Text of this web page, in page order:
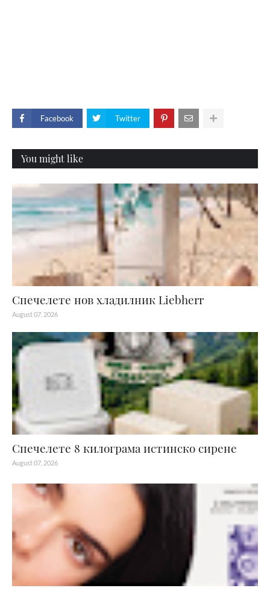
Facebook Twitter
You might like
Спечелете нов хладилник Liebherr
August 07, 2026
Спечелете 8 килограма истинско сирене
August 07, 2026